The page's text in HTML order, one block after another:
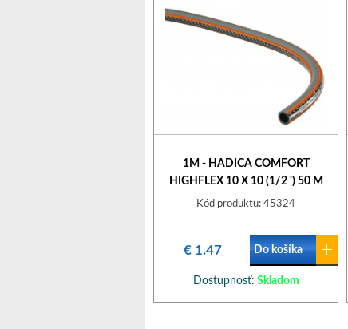
1M - HADICA COMFORT
HIGHFLEX 10 X 10 (1/2 ') 50 M
BEZ ARMATÚR, METRÁŽ 18069-
Kód produktu: 45324
€ 1.47 Do košíka
Dostupnosť: Skladom